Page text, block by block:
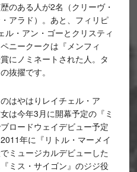
のある人が2名（クリーヴ・
アラド）。あと、フィリピ
ル・アン・ゴーとクリスティ
ニークークは『メンフィ
にノミネートされた人。タ
抜擢です。
はやはりレイチェル・ア
は今年3月に開幕予定の『ミ
ロードウェイデビュー予定
年に『リトル・マーメイ
ミュージカルデビューした
ミス・サイゴン』のジジ役